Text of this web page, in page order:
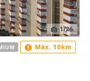
1/26
Máx. 10km